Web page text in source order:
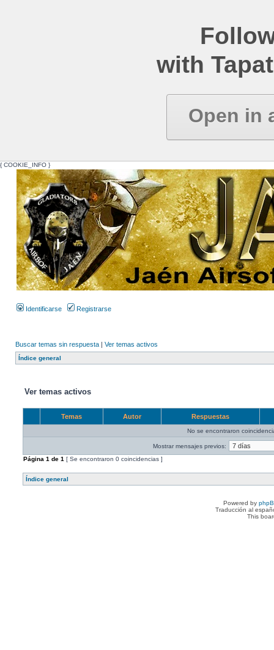
with
Open in
{ COOKIE_INFO }
Identificarse Registrarse
Buscar temas sin respuesta | Ver temas activos
Índice general
Ver temas activos
Temas Autor Respuestas
No se encontraron
Mostrar mensajes previos:
Página 1 de 1 [ Se encontraron 0 coincidencias ]
Índice general
Powered by
Traducción al
This